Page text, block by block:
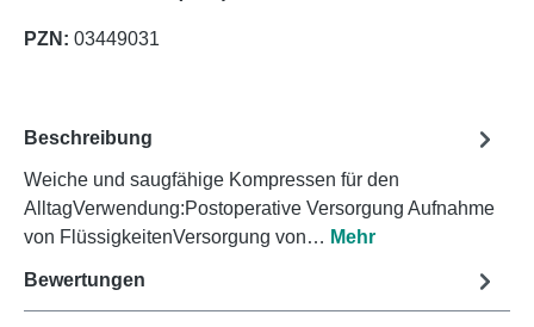
PZN: 03449031
Beschreibung
Weiche und saugfähige Kompressen für den
AlltagVerwendung:Postoperative Versorgung Aufnahme
von FlüssigkeitenVersorgung von… Mehr
Bewertungen